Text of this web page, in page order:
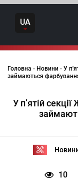
Skip
contentUA
Головна - Новини - У
займаються
У п’ятій
10